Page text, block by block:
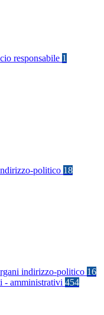
responsabile 1
politico 18
indirizzo-politico 16
- amministrativi 454